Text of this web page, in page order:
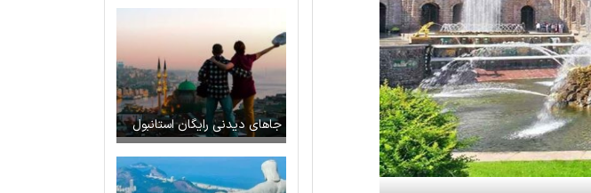
جاهای دیدنی رایگان استانبول